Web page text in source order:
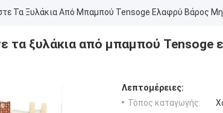
Τα Ξυλάκια Από Μπαμπού Tensoge Ελαφρύ Βάρος Μη
τα ξυλάκια από μπαμπού Tensoge
Λεπτομέρειες:
Τόπος καταγωγής: